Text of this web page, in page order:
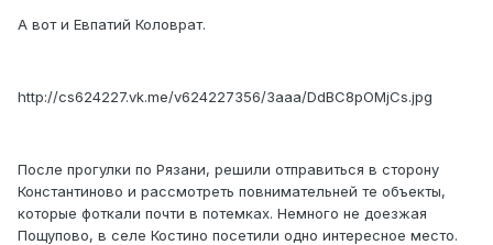
А вот и Евпатий Коловрат.
http://cs624227.vk.me/v624227356/3aaa/DdBC8pOMjCs.jpg
После прогулки по Рязани, решили отправиться в сторону
Константиново и рассмотреть повнимательней те объекты,
которые фоткали почти в потемках. Немного не доезжая
Пощупово, в селе Костино посетили одно интересное место.